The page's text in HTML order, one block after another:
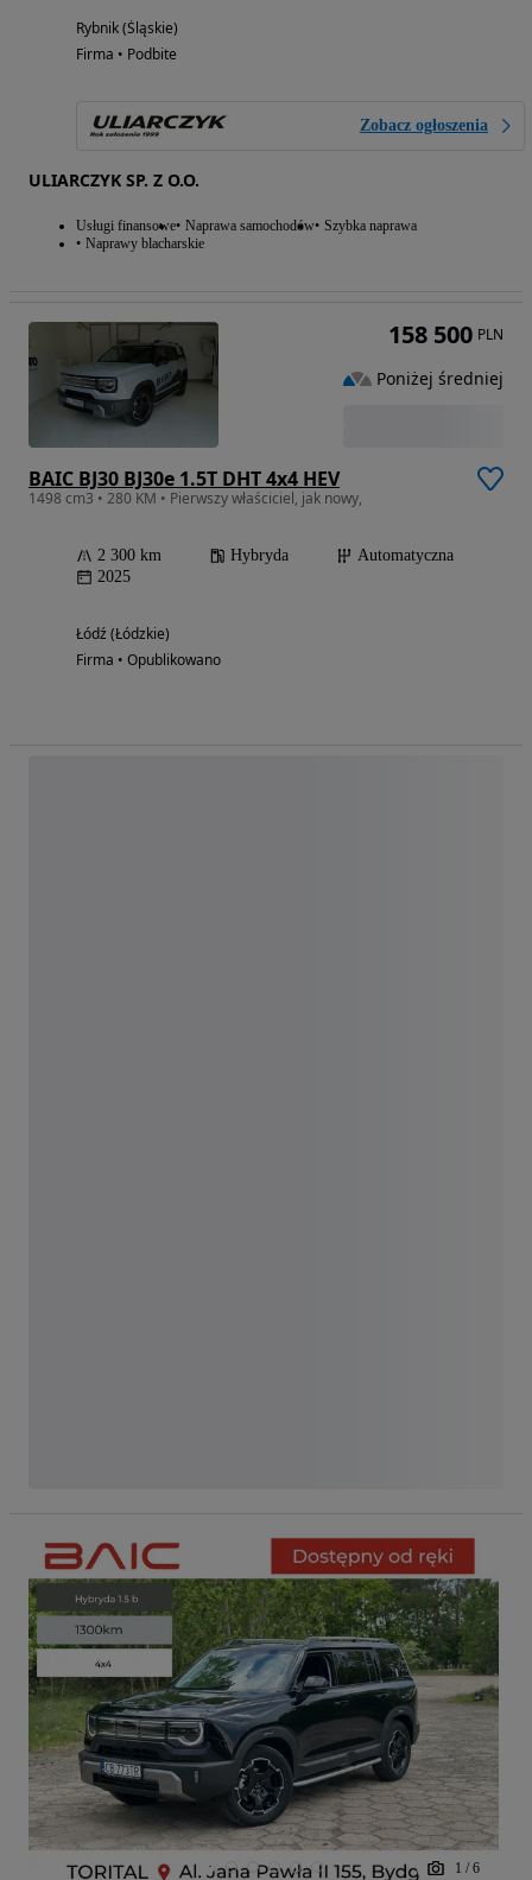
Rybnik (Śląskie)
Firma • Podbite
Zobacz ogłoszenia
ULIARCZYK SP. Z O.O.
Usługi finansowe Naprawa samochodów Szybka naprawa
Naprawy blacharskie
BAIC BJ30 BJ30e 1.5T DHT 4x4 HEV
1498 cm3 • 280 KM • Pierwszy właściciel, jak nowy,
2 300 km Hybryda
Automatyczna
2025
Łódź (Łódzkie)
Firma • Opublikowano
158 500 PLN
Poniżej średniej
1 / 6